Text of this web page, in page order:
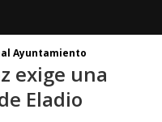
Ayuntamiento
exige una
Eladio